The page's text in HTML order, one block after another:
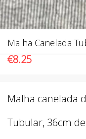
Malha Canelada
€8.25
Malha canelada
Tubular, 36cm